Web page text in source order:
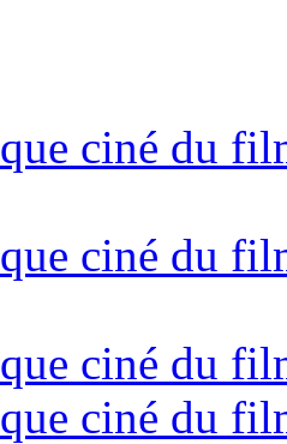
ciné du
ciné du
ciné du
ciné du